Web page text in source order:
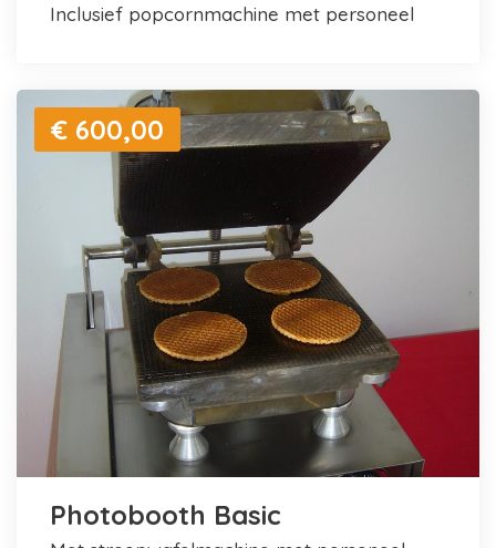
inclusief popcornmachine met personeel
€ 600,00
Photobooth Basic